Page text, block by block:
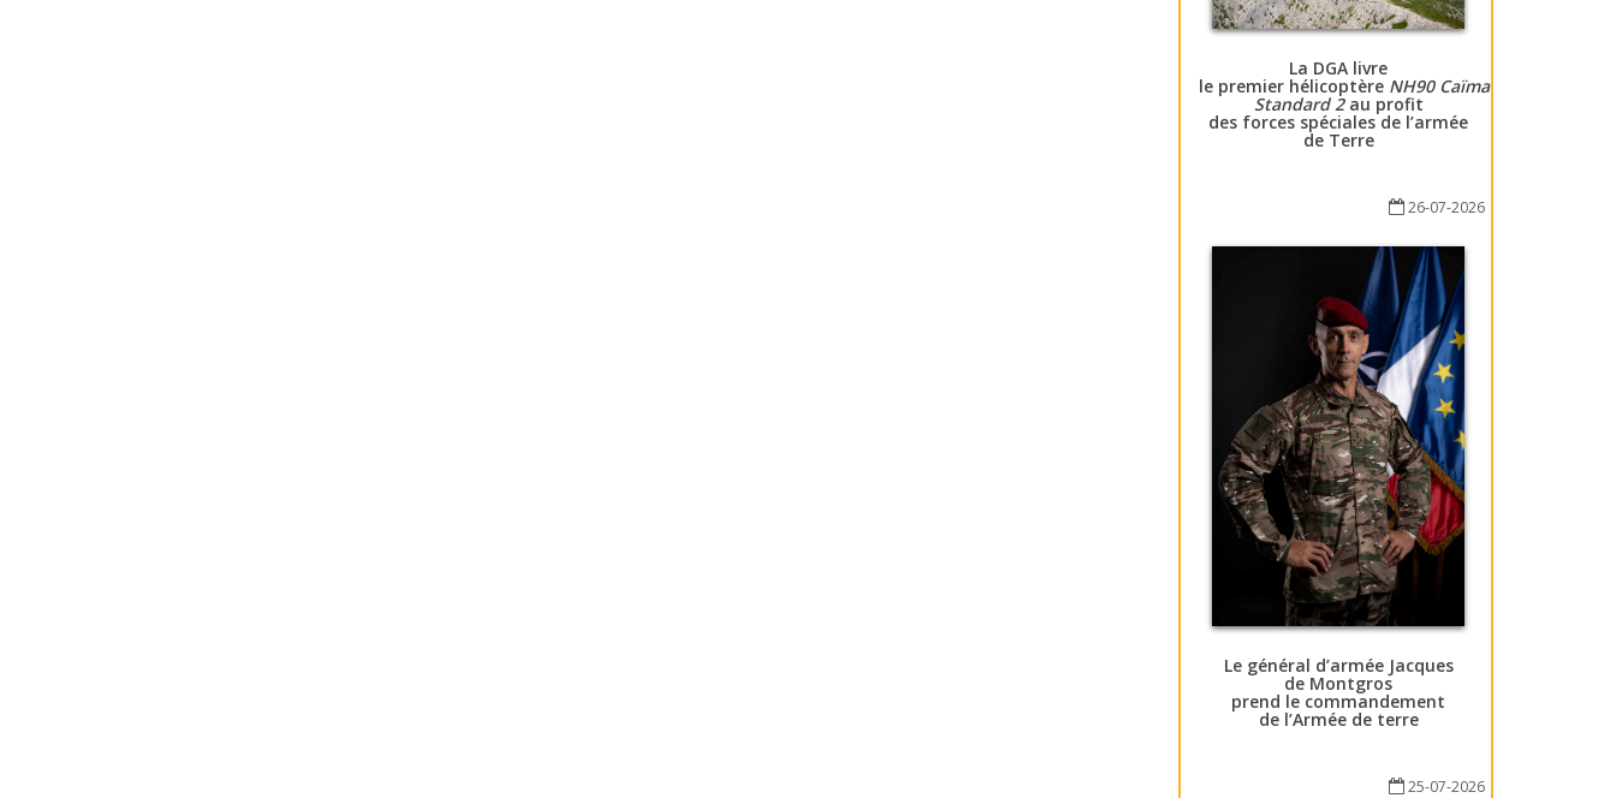
La DGA livre
le premier hélicoptère NH90 Caïman
Standard 2au profit
des forces spéciales de l’armée
de Terre
26-07-2026
Le général d’armée Jacques
de Montgros
prend le commandement
de l’Armée de terre
25-07-2026